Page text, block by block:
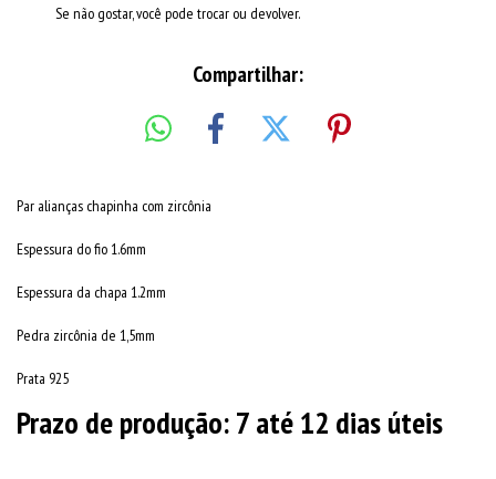
Se não gostar, você pode trocar ou devolver.
Compartilhar:
Par alianças chapinha com zircônia
Espessura do fio 1.6mm
Espessura da chapa 1.2mm
Pedra zircônia de 1,5mm
Prata 925
Prazo de produção: 7 até 12 dias úteis